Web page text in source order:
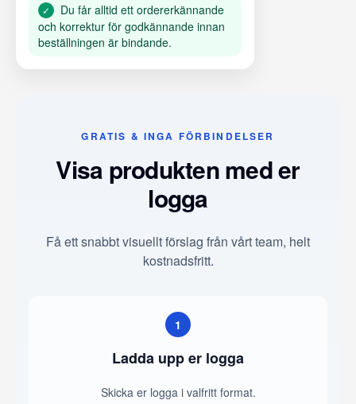
✓
Du får alltid ett ordererkännande
och korrektur för godkännande innan
beställningen är bindande.
GRATIS & INGA FÖRBINDELSER
Visa produkten med er
logga
Få ett snabbt visuellt förslag från vårt team, helt
kostnadsfritt.
1
Ladda upp er logga
Skicka er logga i valfritt format.